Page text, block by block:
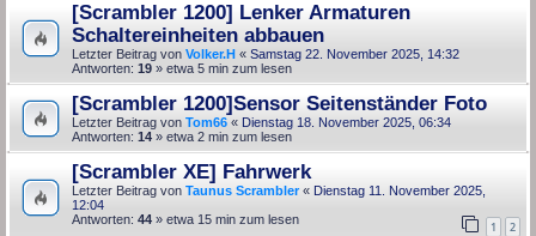
[Scrambler 1200] Lenker Armaturen
Schaltereinheiten abbauen
Letzter Beitrag von Volker.H « Samstag 22. November 2025, 14:32
Antworten: 19 » etwa 5 min zum lesen
[Scrambler 1200]Sensor Seitenständer Foto
Letzter Beitrag von Tom66 « Dienstag 18. November 2025, 06:34
Antworten: 14 » etwa 2 min zum lesen
[Scrambler XE] Fahrwerk
Letzter Beitrag von Taunus Scrambler« Dienstag 11. November 2025,
12:04
Antworten: 44 1 2
» etwa 15 min zum lesen